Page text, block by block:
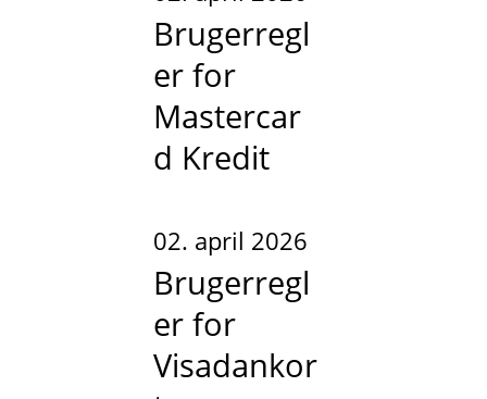
Brugerregl
er for
Mastercar
d Kredit
02. april 2026
Brugerregl
er for
Visadankor